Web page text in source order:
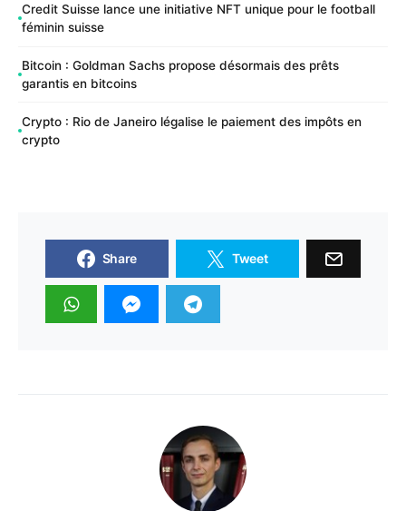
Credit Suisse lance une initiative NFT unique pour le football
féminin suisse
Bitcoin : Goldman Sachs propose désormais des prêts
garantis en bitcoins
Crypto : Rio de Janeiro légalise le paiement des impôts en
crypto
Share Tweet